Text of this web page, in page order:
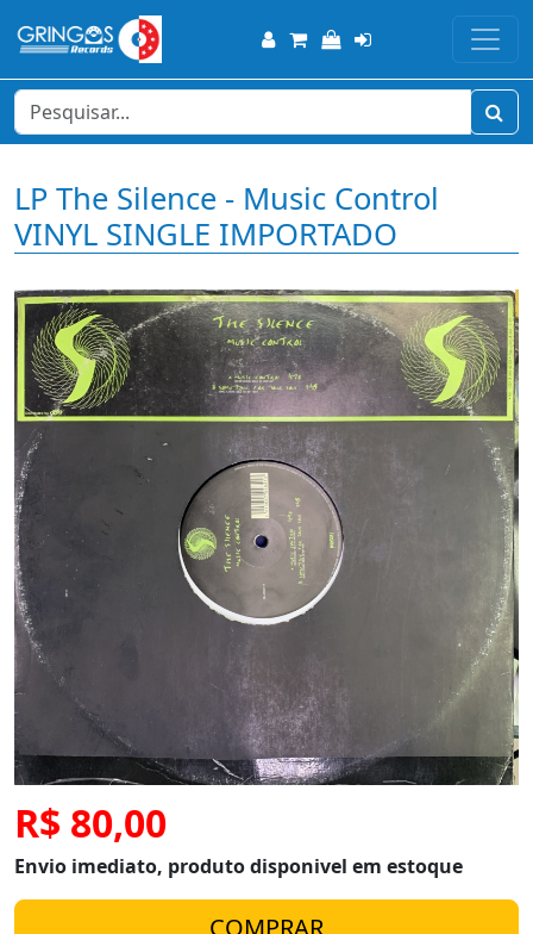
LP The Silence - Music Control
VINYL SINGLE IMPORTADO
R$ 80,00
Envio imediato, produto disponivel em estoque